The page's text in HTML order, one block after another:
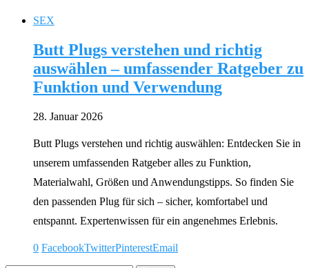
SEX
Butt Plugs verstehen und richtig
auswählen – umfassender Ratgeber zu
Funktion und Verwendung
28. Januar 2026
Butt Plugs verstehen und richtig auswählen: Entdecken Sie in
unserem umfassenden Ratgeber alles zu Funktion,
Materialwahl, Größen und Anwendungstipps. So finden Sie
den passenden Plug für sich – sicher, komfortabel und
entspannt. Expertenwissen für ein angenehmes Erlebnis.
0 FacebookTwitterPinterestEmail